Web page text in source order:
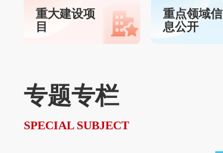
重大建设项
目
重点领域信
息公开
专题专栏
SPECIAL SUBJECT